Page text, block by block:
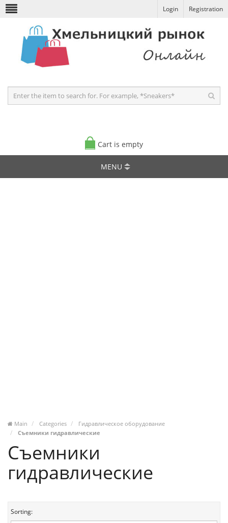
Login Registration
Cart is empty
MENU
Main Categories
Гидравлическое оборудование
Съемники гидравлические
Съемники
гидравлические
Sorting: